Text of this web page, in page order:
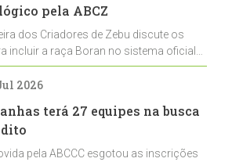
pela ABCZ
dos Criadores de Zebu discute os
incluir a raça Boran no sistema oficial
caminho para sua expansão na
2026
terá 27 equipes na busca
pela ABCCC esgotou as inscrições